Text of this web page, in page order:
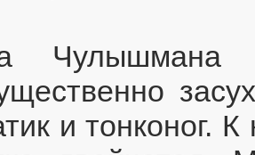
Чулышмана
и тонконог.